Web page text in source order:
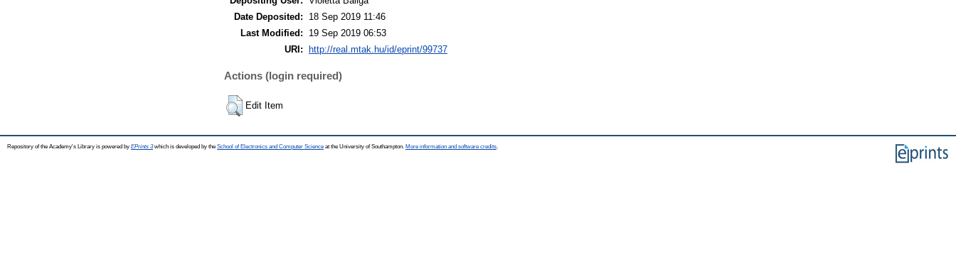
Date Deposited:
18 Sep 2019 11:46
Last Modified:
19 Sep 2019 06:53
URI:
http://real.mtak.hu/id/eprint/99737
Actions (login required)
Edit Item
Repository of the Academy's Library is powered by EPrints 3which is developed by the School of Electronics and Computer Science at the University of Southampton. More information and software credits